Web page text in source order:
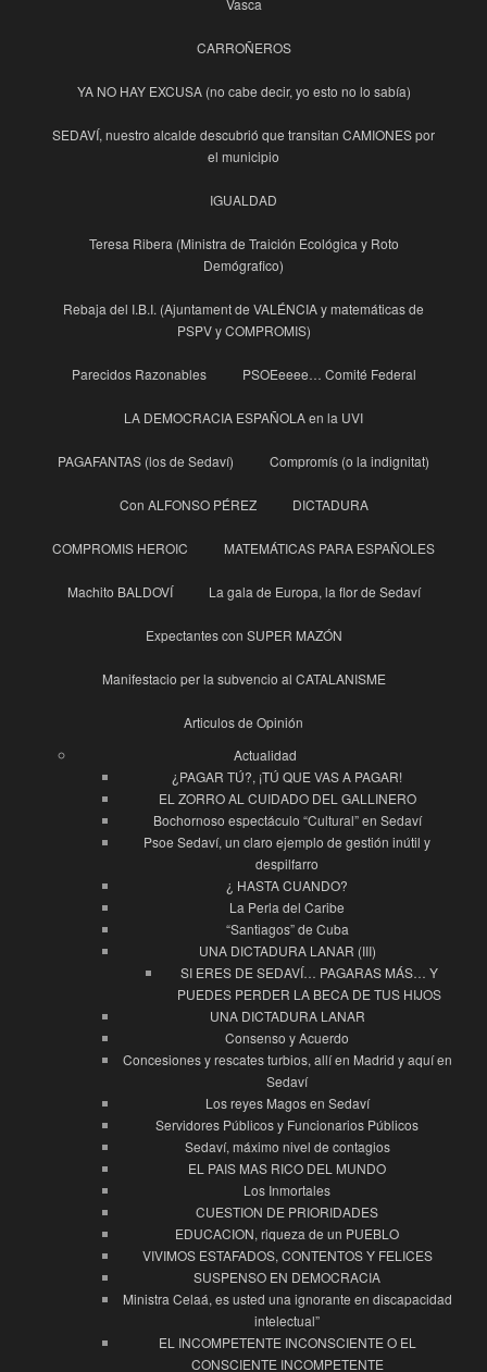
Vasca
CARROÑEROS
YA NO HAY EXCUSA (no cabe decir, yo esto no lo sabía)
SEDAVÍ, nuestro alcalde descubrió que transitan CAMIONES por
el municipio
IGUALDAD
Teresa Ribera (Ministra de Traición Ecológica y Roto
Demógrafico)
Rebaja del I.B.I. (Ajuntament de VALÉNCIA y matemáticas de
PSPV y COMPROMIS)
Parecidos Razonables PSOEeeee… Comité Federal
LA DEMOCRACIA ESPAÑOLA en la UVI
PAGAFANTAS (los de Sedaví) Compromís (o la indignitat)
Con ALFONSO PÉREZ DICTADURA
COMPROMIS HEROIC MATEMÁTICAS PARA ESPAÑOLES
Machito BALDOVÍ La gala de Europa, la flor de Sedaví
Expectantes con SUPER MAZÓN
Manifestacio per la subvencio al CATALANISME
Articulos de Opinión
Actualidad
¿PAGAR TÚ?, ¡TÚ QUE VAS A PAGAR!
EL ZORRO AL CUIDADO DEL GALLINERO
Bochornoso espectáculo “Cultural” en Sedaví
Psoe Sedaví, un claro ejemplo de gestión inútil y
despilfarro
¿ HASTA CUANDO?
La Perla del Caribe
“Santiagos” de Cuba
UNA DICTADURA LANAR (III)
SI ERES DE SEDAVÍ… PAGARAS MÁS… Y
PUEDES PERDER LA BECA DE TUS HIJOS
UNA DICTADURA LANAR
Consenso y Acuerdo
Concesiones y rescates turbios, allí en Madrid y aquí en
Sedaví
Los reyes Magos en Sedaví
Servidores Públicos y Funcionarios Públicos
Sedaví, máximo nivel de contagios
EL PAIS MAS RICO DEL MUNDO
Los Inmortales
CUESTION DE PRIORIDADES
EDUCACION, riqueza de un PUEBLO
VIVIMOS ESTAFADOS, CONTENTOS Y FELICES
SUSPENSO EN DEMOCRACIA
Ministra Celaá, es usted una ignorante en discapacidad
intelectual”
EL INCOMPETENTE INCONSCIENTE O EL
CONSCIENTE INCOMPETENTE